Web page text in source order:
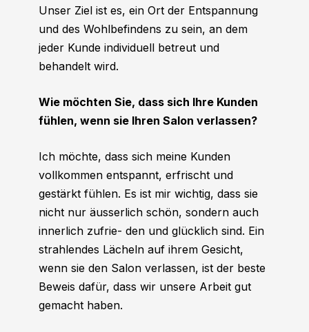
Unser Ziel ist es, ein Ort der Entspannung
und des Wohlbefindens zu sein, an dem
jeder Kunde individuell betreut und
behandelt wird.
Wie möchten Sie, dass sich Ihre Kunden
fühlen, wenn sie Ihren Salon verlassen?
Ich möchte, dass sich meine Kunden
vollkommen entspannt, erfrischt und
gestärkt fühlen. Es ist mir wichtig, dass sie
nicht nur äusserlich schön, sondern auch
innerlich zufrie- den und glücklich sind. Ein
strahlendes Lächeln auf ihrem Gesicht,
wenn sie den Salon verlassen, ist der beste
Beweis dafür, dass wir unsere Arbeit gut
gemacht haben.